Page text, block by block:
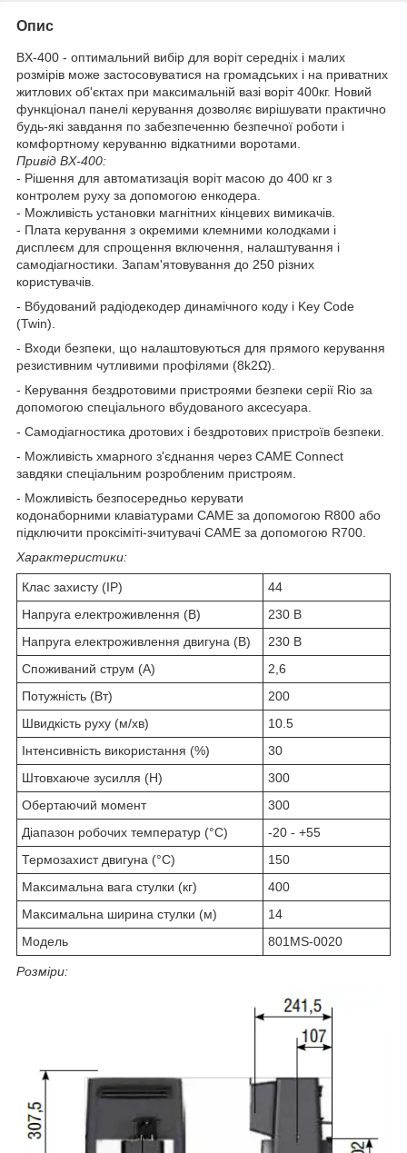
Опис
BX-400 - оптимальний вибір для воріт середніх і малих
розмірів може застосовуватися на громадських і на приватних
житлових об'єктах при максимальній вазі воріт 400кг. Новий
функціонал панелі керування дозволяє вирішувати практично
будь-які завдання по забезпеченню безпечної роботи і
комфортному керуванню відкатними воротами.
Привід BX-400:
- Рішення для автоматизація воріт масою до 400 кг з
контролем руху за допомогою енкодера.
- Можливість установки магнітних кінцевих вимикачів.
- Плата керування з окремими клемними колодками і
дисплеєм для спрощення включення, налаштування і
самодіагностики. Запам'ятовування до 250 різних
користувачів.
- Вбудований радіодекодер динамічного коду і Key Code
(Twin).
- Входи безпеки, що налаштовуються для прямого керування
резистивним чутливими профілями (8k2Ω).
- Керування бездротовими пристроями безпеки серії Rio за
допомогою спеціального вбудованого аксесуара.
- Самодіагностика дротових і бездротових пристроїв безпеки.
- Можливість хмарного з'єднання через CAME Connect
завдяки спеціальним розробленим пристроям.
- Можливість безпосередньо керувати
кодонаборними клавіатурами CAME за допомогою R800 або
підключити проксіміті-зчитувачі CAME за допомогою R700.
Характеристики:
Клас захисту (IP)
44
Напруга електроживлення (В)
230 В
Напруга електроживлення двигуна (В)
230 В
Споживаний струм (А)
2,6
Потужність (Вт)
200
Швидкість руху (м/хв)
10.5
Інтенсивність використання (%)
30
Штовхаюче зусилля (Н)
300
Обертаючий момент
300
Діапазон робочих температур (°C)
-20 - +55
Термозахист двигуна (°C)
150
Максимальна вага стулки (кг)
400
Максимальна ширина стулки (м)
14
Модель
801MS-0020
Розміри: